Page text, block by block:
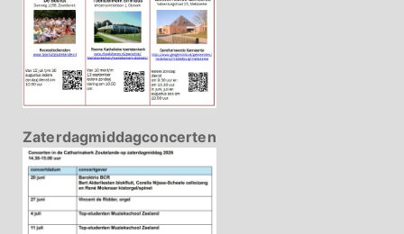
Zaterdagmiddagconcerten